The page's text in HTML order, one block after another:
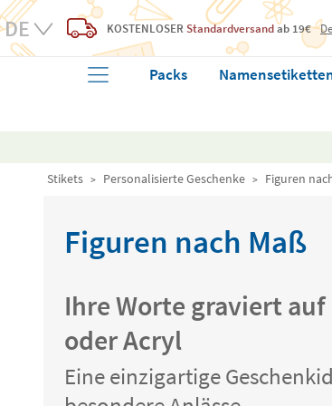
KOSTENLOSER Standardversandab 19€
Packs
Stikets Personalisierte Geschenke Figuren
Figuren nach Maß
Ihre Worte graviert auf
oder Acryl
Eine einzigartige